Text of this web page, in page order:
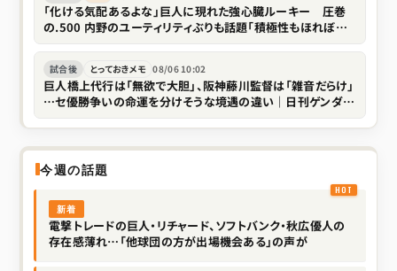
「化ける気配あるよな」巨人に現れた強心臓ルーキー 圧巻
の.500 内野のユーティリティぶりも話題「積極性もほれぼれ
試合後 とっておきメモ 08/06 10:02
巨人橋上代行は「無欲で大胆」、阪神藤川監督は「雑音だらけ」
…セ優勝争いの命運を分けそうな境遇の違い｜日刊ゲンダイ
今週の話題
新着
電撃トレードの巨人・リチャード、ソフトバンク・秋広優人の
存在感薄れ…「他球団の方が出場機会ある」の声が